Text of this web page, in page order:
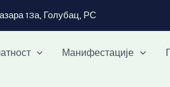
13а, Голубац, РС
Манифестације